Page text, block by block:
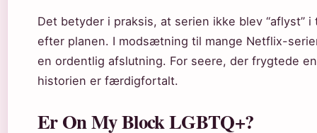
Det betyder i praksis, at serien ikke blev “aflyst”
efter planen. I modsætning til mange Netflix-
en ordentlig afslutning. For seere, der frygtede
historien er færdigfortalt.
Er On My Block LGBTQ+?